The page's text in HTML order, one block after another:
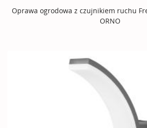
Oprawa ogrodowa z czujnikiem ruchu
ORNO